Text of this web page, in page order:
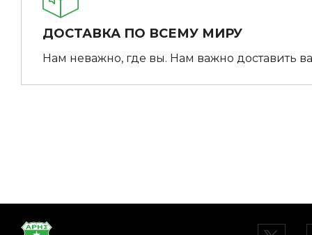
ДОСТАВКА ПО ВСЕМУ МИРУ
Нам неважно, где вы. Нам важно доставить